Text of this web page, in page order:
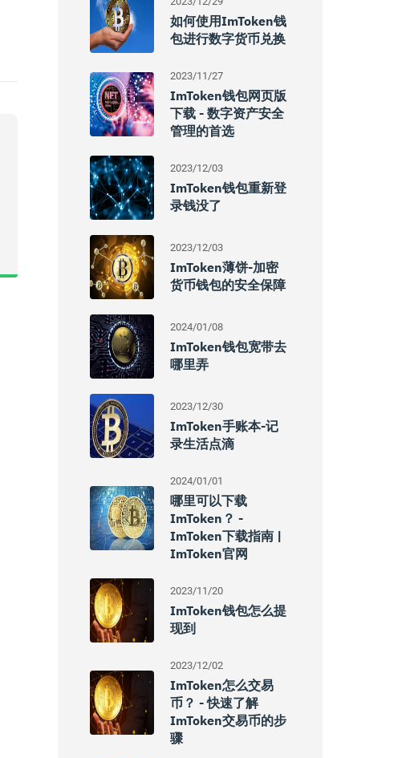
如何使用imToken钱
包进行数字货币兑换
2023/11/27
ImToken钱包网页版
下载 - 数字资产安全
管理的首选
2023/12/03
ImToken钱包重新登
录钱没了
2023/12/03
ImToken薄饼-加密
货币钱包的安全保障
2024/01/08
ImToken钱包宽带去
哪里弄
2023/12/30
ImToken手账本-记
录生活点滴
2024/01/01
哪里可以下载
ImToken？ -
ImToken下载指南 |
ImToken官网
2023/11/20
ImToken钱包怎么提
现到
2023/12/02
ImToken怎么交易
币？ - 快速了解
ImToken交易币的步
骤